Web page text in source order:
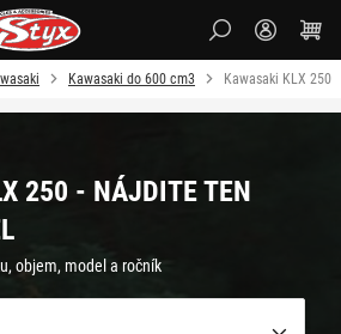
Kawasaki do 600 cm3 Kawasaki KLX 250
250 - NÁJDITE TEN
objem, model a ročník